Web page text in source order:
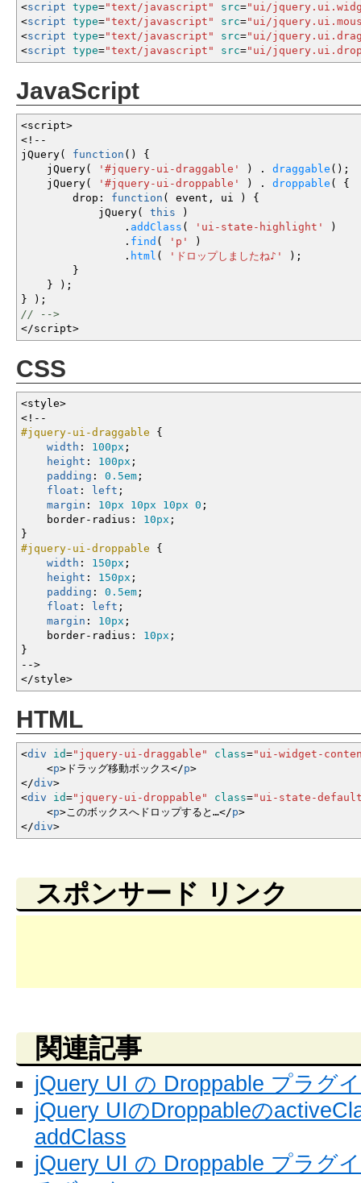
<script type="text/javascript" src="ui/
<script type="text/javascript" src="ui/
<script type="text/javascript" src="ui/
<script type="text/javascript" src="ui/
JavaScript
<script>
<!--
jQuery( function ( )
{
jQuery( '#jquery-ui-draggable' ) . draggable ( ) ;
jQuery( '#jquery-ui-droppable' ) . droppable (
{
drop : function ( event , ui )
{
jQuery( this
)
. addClass ( 'ui-state-highlight'
)
. find ( 'p'
)
. html ( 'ドロップしましたね♪' ) ;
}
}
) ;
}
) ;
// -->
</script>
CSS
<style>
<!--
#jquery-ui-draggable
{
width : 100px ;
height : 100px ;
padding : 0.5em ;
float : left ;
margin : 10px 10px 10px 0 ;
border-radius : 10px ;
}
#jquery-ui-droppable
{
width : 150px ;
height : 150px ;
padding : 0.5em ;
float : left ;
margin : 10px ;
border-radius : 10px ;
}
-->
</style>
HTML
<div id="jquery-ui-draggable" class="ui-widget-
<p> ドラッグ移動ボックス</p>
</div>
<div id="jquery-ui-droppable" class="ui-state-
<p>このボックスへドロップすると…</p>
</div>
スポンサード リンク
関連記事
jQuery UI の Droppable プラグ
jQuery UIのDroppableの
addClass
jQuery UI の Droppable プラグ